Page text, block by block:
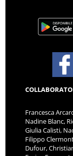
Francesca
Nadine Blanc,
Giulia Calisti,
Filippo
Dufour,